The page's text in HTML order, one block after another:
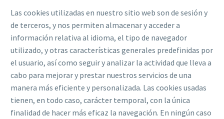
Las cookies utilizadas en nuestro sitio web son de sesión y
de terceros, y nos permiten almacenar y acceder a
información relativa al idioma, el tipo de navegador
utilizado, y otras características generales predefinidas por
el usuario, así como seguir y analizar la actividad que lleva a
cabo para mejorar y prestar nuestros servicios de una
manera más eficiente y personalizada. Las cookies usadas
tienen, en todo caso, carácter temporal, con la única
finalidad de hacer más eficaz la navegación. En ningún caso